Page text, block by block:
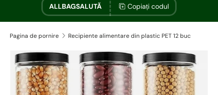
ALLBAGSALUTĂ Copiați codul
Pagina de pornire Recipiente alimentare din plastic PET 12 buc